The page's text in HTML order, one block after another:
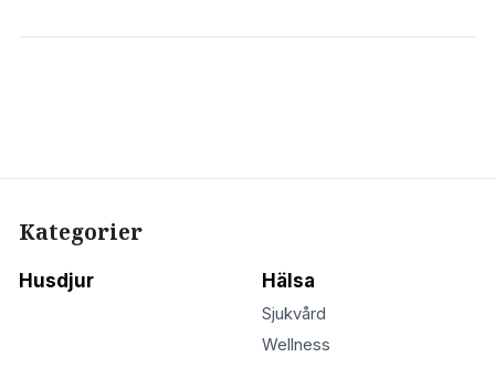
Kategorier
Husdjur Hälsa
Sjukvård
Wellness